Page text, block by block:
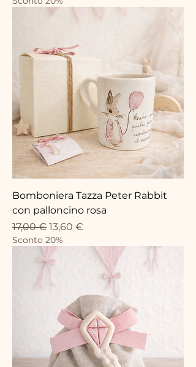
Bomboniera Tazza Peter Rabbit
con palloncino rosa
Prezzo regolare
17,00 € Prezzo scontato
13,60 €
Sconto 20%